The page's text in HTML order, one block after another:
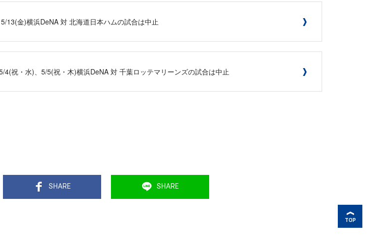
13(金)横浜DeNA 対 北海道日本ハムの試合は中止
4(祝・水)、5/5(祝・木)横浜DeNA 対 千葉ロッテマリーンズの試合は中止
SHARE SHARE
TOP